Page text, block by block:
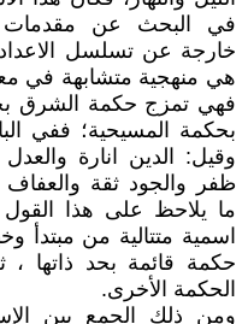
في البحث عن مقدمات
خارجة عن تسلسل الاعداد.
هي منهجية متشابهة في
فهي تمزج حكمة الشرق
بحكمة المسيحية؛ ففي
وقيل: الدين انارة
ما يلاحظ على هذا
اسمية متتالية من
حكمة قائمة بحد ذاتها
الحكمة الأخرى.
ومن ذلك الجمع بين